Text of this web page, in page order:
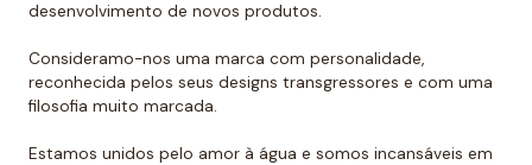
desenvolvimento de novos produtos.
Consideramo-nos uma marca com personalidade,
reconhecida pelos seus designs transgressores e com uma
filosofia muito marcada.
Estamos unidos pelo amor à água e somos incansáveis em